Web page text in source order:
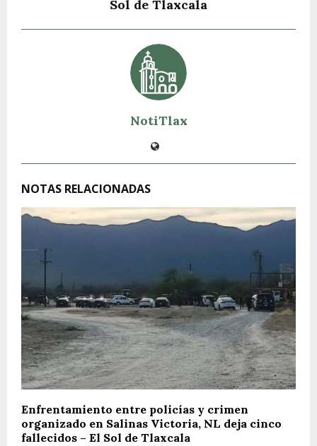
Sol de Tlaxcala
NotiTlax
NOTAS RELACIONADAS
Enfrentamiento entre policías y crimen
organizado en Salinas Victoria, NL deja cinco
fallecidos – El Sol de Tlaxcala